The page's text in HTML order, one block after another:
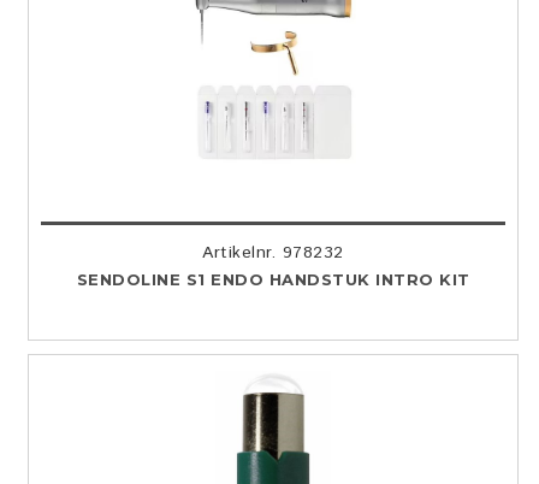
Artikelnr. 978232
SENDOLINE S1 ENDO HANDSTUK INTRO KIT